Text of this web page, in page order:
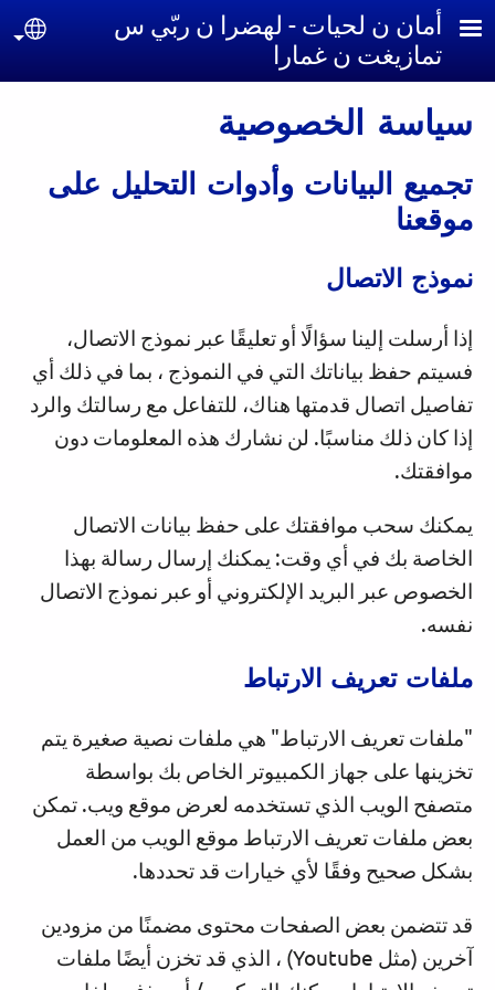
تجاوز إلى المحتوى الرئيسي
أمان ن لحيات - لهضرا ن ربّي س
تمازيغت ن غمارا
سياسة الخصوصية
تجميع البيانات وأدوات التحليل على
موقعنا
نموذج الاتصال
إذا أرسلت إلينا سؤالًا أو تعليقًا عبر نموذج الاتصال،
فسيتم حفظ بياناتك التي في النموذج ، بما في ذلك أي
تفاصيل اتصال قدمتها هناك، للتفاعل مع رسالتك والرد
إذا كان ذلك مناسبًا. لن نشارك هذه المعلومات دون
موافقتك.
يمكنك سحب موافقتك على حفظ بيانات الاتصال
الخاصة بك في أي وقت: يمكنك إرسال رسالة بهذا
الخصوص عبر البريد الإلكتروني أو عبر نموذج الاتصال
نفسه.
ملفات تعريف الارتباط
"ملفات تعريف الارتباط" هي ملفات نصية صغيرة يتم
تخزينها على جهاز الكمبيوتر الخاص بك بواسطة
متصفح الويب الذي تستخدمه لعرض موقع ويب. تمكن
بعض ملفات تعريف الارتباط موقع الويب من العمل
بشكل صحيح وفقًا لأي خيارات قد تحددها.
قد تتضمن بعض الصفحات محتوى مضمنًا من مزودين
آخرين (مثل Youtube) ، الذي قد تخزن أيضًا ملفات